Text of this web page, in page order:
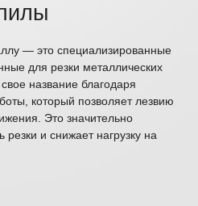
— это специализированные
для резки металлических
название благодаря
который позволяет лезвию
Это значительно
и снижает нагрузку на